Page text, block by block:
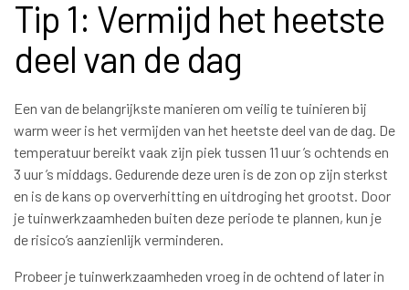
Tip 1: Vermijd het heetste
deel van de dag
Een van de belangrijkste manieren om veilig te tuinieren bij
warm weer is het vermijden van het heetste deel van de dag. De
temperatuur bereikt vaak zijn piek tussen 11 uur ’s ochtends en
3 uur ’s middags. Gedurende deze uren is de zon op zijn sterkst
en is de kans op oververhitting en uitdroging het grootst. Door
je tuinwerkzaamheden buiten deze periode te plannen, kun je
de risico’s aanzienlijk verminderen.
Probeer je tuinwerkzaamheden vroeg in de ochtend of later in